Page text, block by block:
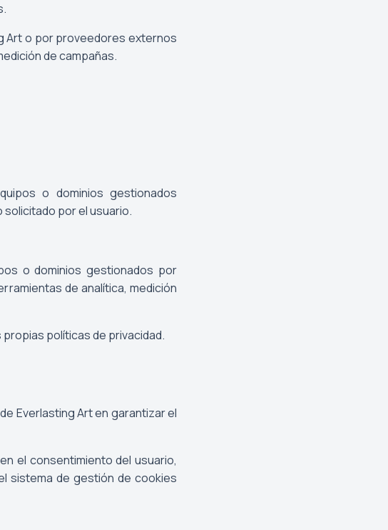
Art o por proveedores externos
de campañas.
o dominios gestionados
por el usuario.
o dominios gestionados por
de analítica, medición
políticas de privacidad.
Everlasting Art en garantizar el
el consentimiento del usuario,
sistema de gestión de cookies